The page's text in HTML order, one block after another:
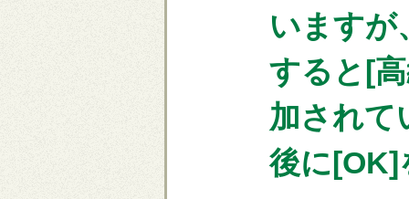
いますが
すると[
加されて
後に[OK]